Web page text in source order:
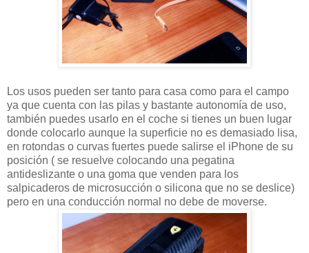
Los usos pueden ser tanto para casa como para el campo
ya que cuenta con las pilas y bastante autonomía de uso,
también puedes usarlo en el coche si tienes un buen lugar
donde colocarlo aunque la superficie no es demasiado lisa,
en rotondas o curvas fuertes puede salirse el iPhone de su
posición ( se resuelve colocando una pegatina
antideslizante o una goma que venden para los
salpicaderos de microsucción o silicona que no se deslice)
pero en una conducción normal no debe de moverse.